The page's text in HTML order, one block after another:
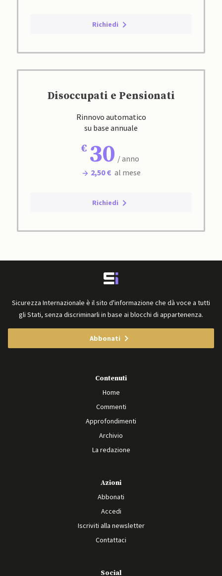
Richiedi
Disoccupati e Pensionati
Rinnovo automatico
su base annuale
30 / anno
2,50 € al mese
Richiedi
Sicurezza Internazionale è il sito d'informazione che dà voce a tutti
gli Stati, senza discriminarli in base ai blocchi di appartenenza.
Abbonati
Contenuti
Home
Commenti
Approfondimenti
Archivio
La redazione
Azioni
Abbonati
Accedi
Iscriviti alla newsletter
Contattaci
Social